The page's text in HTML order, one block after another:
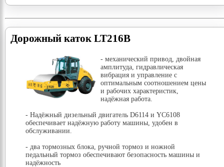
Дорожный каток LT216B
- механический привод, двойная
амплитуда, гидравлическая
вибрация и управление с
оптимальным соотношением цены
и рабочих характеристик,
надёжная работа.
- Надёжный дизельный двигатель D6114 и YC6108
обеспечивает надёжную работу машины, удобен в
обслуживании.
- два тормозных блока, ручной тормоз и ножной
педальный тормоз обеспечивают безопасность машины и
надёжность